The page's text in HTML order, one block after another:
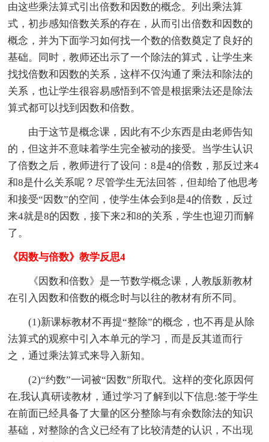
由这些乘法算式引出倍数和因数的概念。列出乘法算
式，初步感知倍数关系的存在，从而引出倍数和因数的
概念，并为下面学习如何找一个数的倍数奠定了良好的
基础。同时，教师还出示了一个除法的算式，让学生来
找找倍数和因数的关系，这样不仅沟通了乘法和除法的
关系，也让学生很容易感悟到不管是根据乘法还是除法
算式都可以找到因数和倍数。
由于这节是概念课，因此有不少东西是由老师告知
的，但这并不意味着学生完全被动的接受。当学生认识
了倍数之后，教师进行了设问：8是4的倍数，那反过来4
和8是什么关系呢？尽管学生无法回答，但却给了他思考
和接受“因数”的空间，使学生体会到8是4的倍数，反过
来4就是8的因数，接下来2和8的关系，学生也迎刃而解
了。
《因数与倍数》教学反思4
《因数和倍数》是一节数学概念课，人教版新教材
在引入因数和倍数的概念时与以往的教材有所不同。
(1)新课标教材不再提“整除”的概念，也不再是从除
法算式的观察中引入本单元的学习，而是反其道而行
之，通过乘法算式来导入新知。
(2)“约数”一词被“因数”所取代。这样的变化原因何
在,我认真研读教材，通过学习了解到以下信息:签于学生
在前面已经具备了大量的区分整除与有余数除法的知识
基础，对整除的含义已经有了比较清楚的认识，不出现